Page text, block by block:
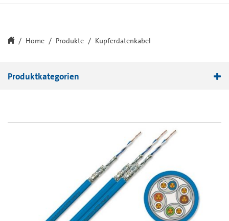
Home Produkte Kupferdatenkabel
Produktkategorien
FastShip/FastConnect Programm